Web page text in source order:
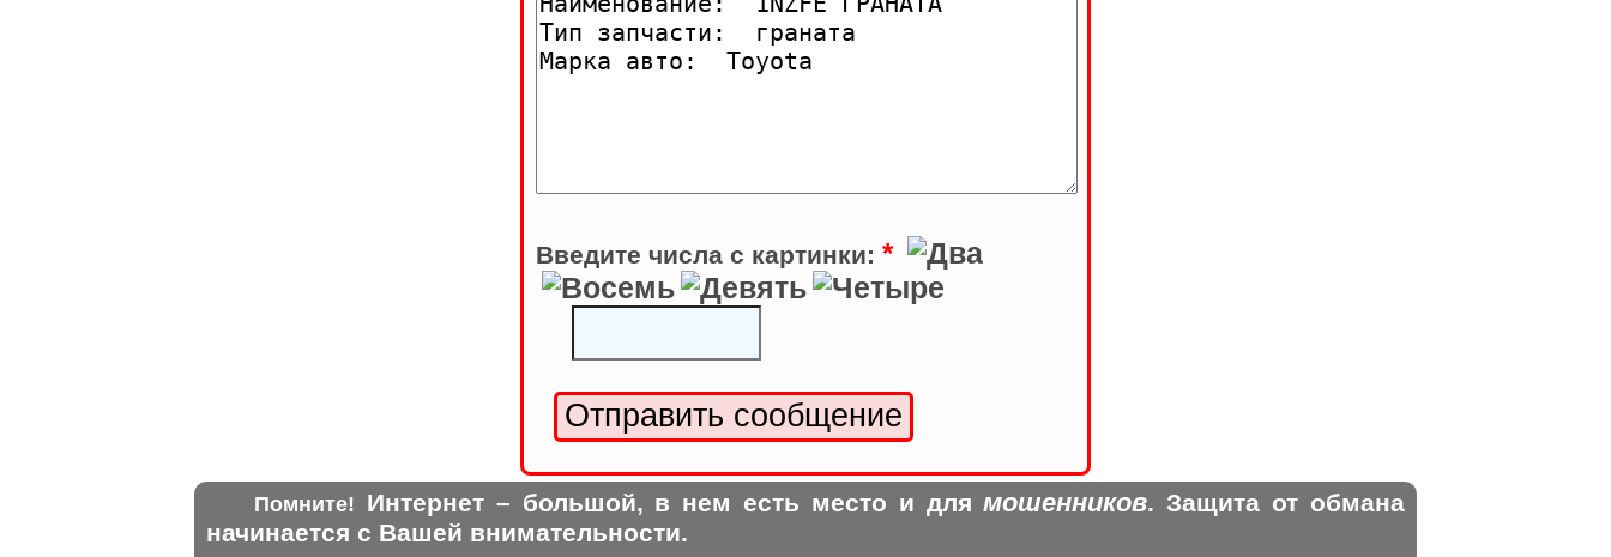
Введите числа с картинки: *
Помните! Интернет – большой, в нем есть место и длямошенников. Защита от обмана
начинается с Вашей внимательности.